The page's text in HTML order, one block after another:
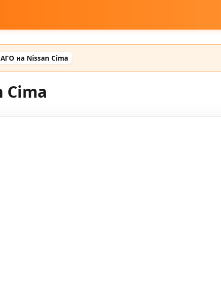
на Nissan Cima
Cima